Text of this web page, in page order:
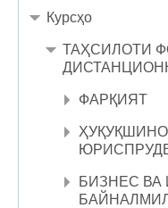
Курсҳо
ТАҲСИЛОТИ
ФАРҚИЯТ
БИЗНЕС ВА